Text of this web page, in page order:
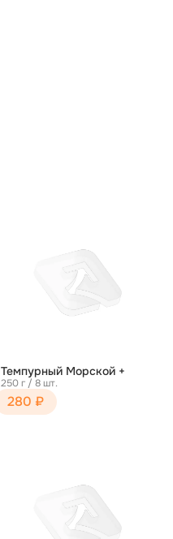
Темпурный Морской +
250 г / 8 шт.
280 ₽